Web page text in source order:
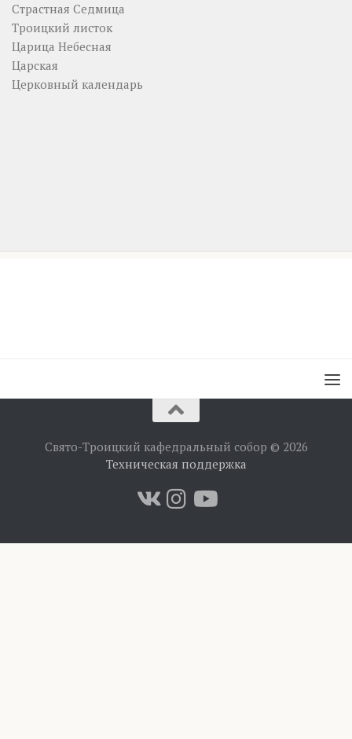
Страстная Седмица
Троицкий листок
Царица Небесная
Царская
Церковный календарь
Свято-Троицкий кафедральный собор © 2026
Техническая поддержка